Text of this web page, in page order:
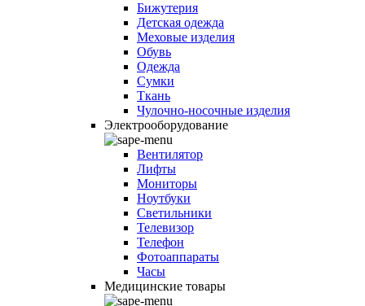
Бижутерия
Детская одежда
Меховые изделия
Обувь
Одежда
Сумки
Ткань
Чулочно-носочные изделия
Электрооборудование
Вентилятор
Лифты
Мониторы
Ноутбуки
Светильники
Телевизор
Телефон
Фотоаппараты
Часы
Медицинские товары